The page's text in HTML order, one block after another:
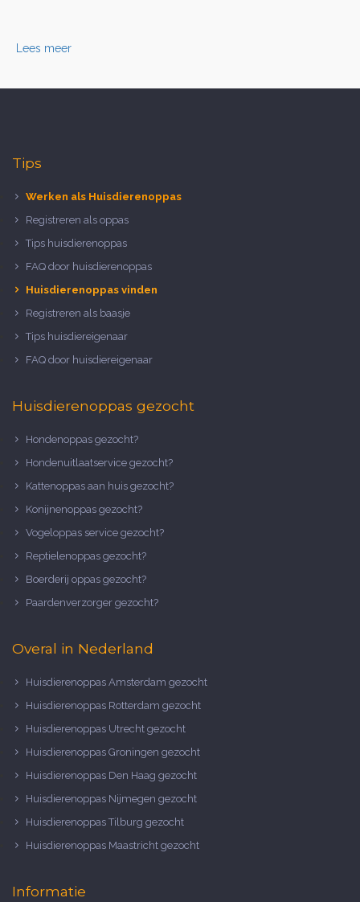
Lees meer
Tips
Werken als Huisdierenoppas
Registreren als oppas
Tips huisdierenoppas
FAQ door huisdierenoppas
Huisdierenoppas vinden
Registreren als baasje
Tips huisdiereigenaar
FAQ door huisdiereigenaar
Huisdierenoppas gezocht
Hondenoppas gezocht?
Hondenuitlaatservice gezocht?
Kattenoppas aan huis gezocht?
Konijnenoppas gezocht?
Vogeloppas service gezocht?
Reptielenoppas gezocht?
Boerderij oppas gezocht?
Paardenverzorger gezocht?
Overal in Nederland
Huisdierenoppas Amsterdam gezocht
Huisdierenoppas Rotterdam gezocht
Huisdierenoppas Utrecht gezocht
Huisdierenoppas Groningen gezocht
Huisdierenoppas Den Haag gezocht
Huisdierenoppas Nijmegen gezocht
Huisdierenoppas Tilburg gezocht
Huisdierenoppas Maastricht gezocht
Informatie